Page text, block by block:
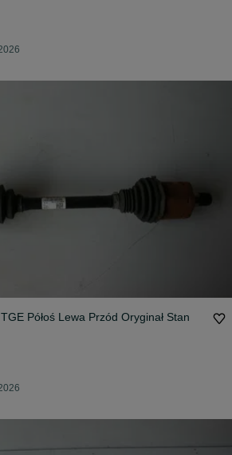
Półoś Lewa Przód Oryginał Stan